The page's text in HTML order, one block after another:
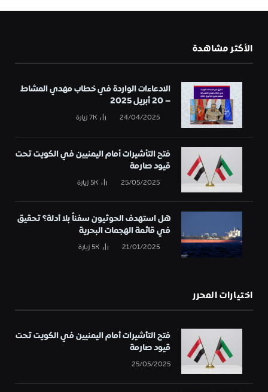
الأكثر مشاهدة
الادعاءات الواردة في خطاب مهدي المشاط
– 20 أبريل 2025
24/04/2025
7Kزيارة
فتح التأشيرات أمام اليمنيين في الكويت تحت
قيود صارمة
25/05/2025
5Kزيارة
هل استهدف الحوثيون سفناً بلا أدلة؟ تحقيق
في قائمة الهجمات البحرية
21/01/2025
5Kزيارة
اختيارات المحرر
فتح التأشيرات أمام اليمنيين في الكويت تحت
قيود صارمة
25/05/2025